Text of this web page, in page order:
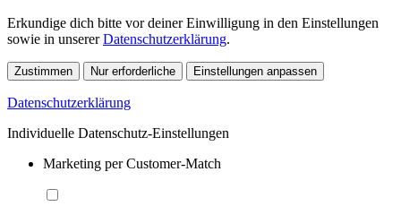
Erkundige dich bitte vor deiner Einwilligung in den Einstellungen
sowie in unsererDatenschutzerklärung.
Zustimmen Nur erforderliche Einstellungen anpassen
Datenschutzerklärung
Individuelle Datenschutz-Einstellungen
Marketing per Customer-Match